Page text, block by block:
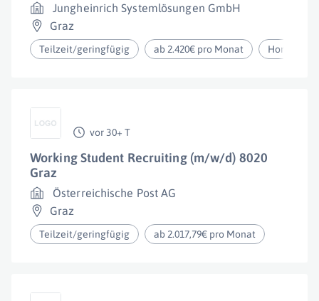
Jungheinrich Systemlösungen GmbH
Graz
Teilzeit/geringfügig ab 2.420€ pro Monat
vor 30+ T
Working Student Recruiting (m/w/d) 8020
Graz
Österreichische Post AG
Graz
Teilzeit/geringfügig ab 2.017,79€ pro Monat